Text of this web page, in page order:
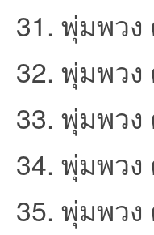
31. พุ่มพวง
32. พุ่มพวง
33. พุ่มพวง
34. พุ่มพวง
35. พุ่มพว